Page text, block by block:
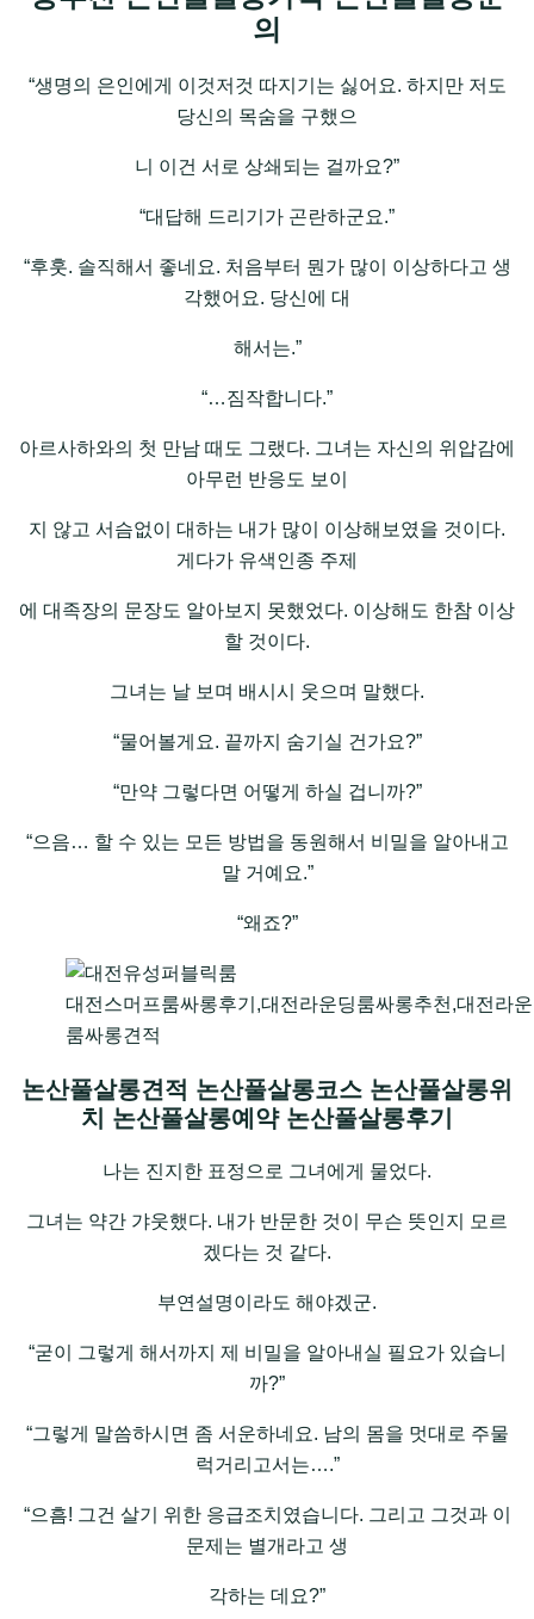
의
“생명의 은인에게 이것저것 따지기는 싫어요. 하지만 저도
당신의 목숨을 구했으
니 이건 서로 상쇄되는 걸까요?”
“대답해 드리기가 곤란하군요.”
“후훗. 솔직해서 좋네요. 처음부터 뭔가 많이 이상하다고 생
각했어요. 당신에 대
해서는.”
“…짐작합니다.”
아르사하와의 첫 만남 때도 그랬다. 그녀는 자신의 위압감에
아무런 반응도 보이
지 않고 서슴없이 대하는 내가 많이 이상해보였을 것이다.
게다가 유색인종 주제
에 대족장의 문장도 알아보지 못했었다. 이상해도 한참 이상
할 것이다.
그녀는 날 보며 배시시 웃으며 말했다.
“물어볼게요. 끝까지 숨기실 건가요?”
“만약 그렇다면 어떻게 하실 겁니까?”
“으음… 할 수 있는 모든 방법을 동원해서 비밀을 알아내고
말 거예요.”
“왜죠?”
대전스머프룸싸롱후기,대전라운딩룸싸롱추천,대전라
룸싸롱견적
논산풀살롱견적 논산풀살롱코스 논산풀살롱위
치 논산풀살롱예약 논산풀살롱후기
나는 진지한 표정으로 그녀에게 물었다.
그녀는 약간 갸웃했다. 내가 반문한 것이 무슨 뜻인지 모르
겠다는 것 같다.
부연설명이라도 해야겠군.
“굳이 그렇게 해서까지 제 비밀을 알아내실 필요가 있습니
까?”
“그렇게 말씀하시면 좀 서운하네요. 남의 몸을 멋대로 주물
럭거리고서는….”
“으흠! 그건 살기 위한 응급조치였습니다. 그리고 그것과 이
문제는 별개라고 생
각하는 데요?”